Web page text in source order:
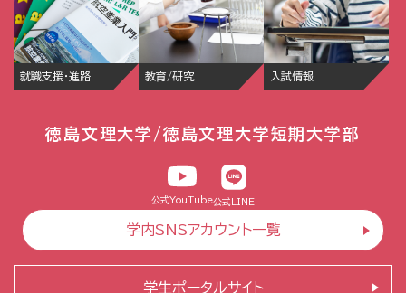
就職支援・進路 教育/研究 入試情報
徳島文理大学/徳島文理大学短期大学部
公式YouTube公式LINE
学内SNSアカウント一覧
学生ポータルサイト